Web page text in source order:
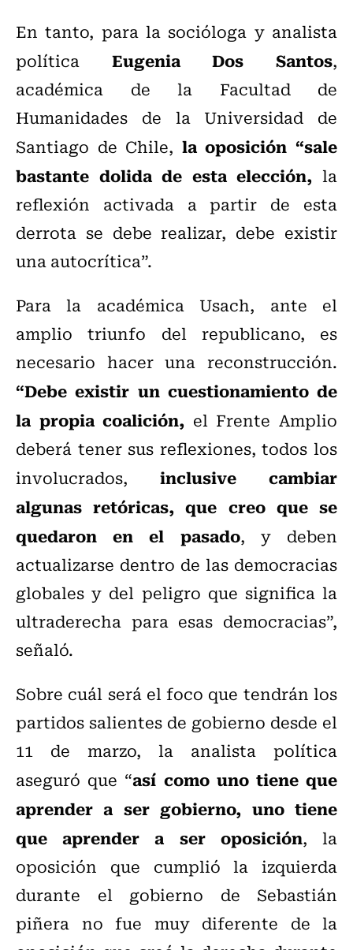
En tanto, para la socióloga y analista
política Eugenia Dos Santos,
académica de la Facultad de
Humanidades de la Universidad de
Santiago de Chile, la oposición “sale
bastante dolida de esta elección, la
reflexión activada a partir de esta
derrota se debe realizar, debe existir
una autocrítica”.
Para la académica Usach, ante el
amplio triunfo del republicano, es
necesario hacer una reconstrucción.
“Debe existir un cuestionamiento de
la propia coalición, el Frente Amplio
deberá tener sus reflexiones, todos los
involucrados, inclusive cambiar
algunas retóricas, que creo que se
quedaron en el pasado, y deben
actualizarse dentro de las democracias
globales y del peligro que significa la
ultraderecha para esas democracias”,
señaló.
Sobre cuál será el foco que tendrán los
partidos salientes de gobierno desde el
11 de marzo, la analista política
aseguró que “así como uno tiene que
aprender a ser gobierno, uno tiene
que aprender a ser oposición, la
oposición que cumplió la izquierda
durante el gobierno de Sebastián
piñera no fue muy diferente de la